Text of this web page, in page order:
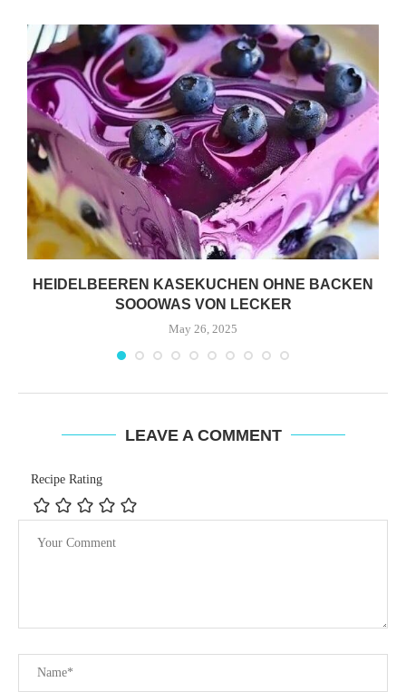
HEIDELBEEREN KASEKUCHEN OHNE BACKEN
SOOOWAS VON LECKER
May 26, 2025
LEAVE A COMMENT
Recipe Rating